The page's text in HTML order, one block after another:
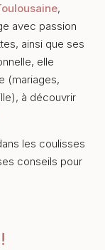
,
avec passion
ainsi que ses
elle
(mariages,
à découvrir
les coulisses
conseils pour